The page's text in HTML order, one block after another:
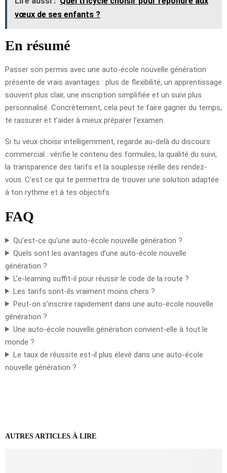
vœux de ses enfants ?
En résumé
Passer son permis avec une auto-école nouvelle génération
présente de vrais avantages : plus de flexibilité, un apprentissage
souvent plus clair, une inscription simplifiée et un suivi plus
personnalisé. Concrètement, cela peut te faire gagner du temps,
te rassurer et t’aider à mieux préparer l’examen.
Si tu veux choisir intelligemment, regarde au-delà du discours
commercial : vérifie le contenu des formules, la qualité du suivi,
la transparence des tarifs et la souplesse réelle des rendez-
vous. C’est ce qui te permettra de trouver une solution adaptée
à ton rythme et à tes objectifs.
FAQ
Qu’est-ce qu’une auto-école nouvelle génération ?
Quels sont les avantages d’une auto-école nouvelle
génération ?
L’e-learning suffit-il pour réussir le code de la route ?
Les tarifs sont-ils vraiment moins chers ?
Peut-on s’inscrire rapidement dans une auto-école nouvelle
génération ?
Une auto-école nouvelle génération convient-elle à tout le
monde ?
Le taux de réussite est-il plus élevé dans une auto-école
nouvelle génération ?
AUTRES ARTICLES À LIRE